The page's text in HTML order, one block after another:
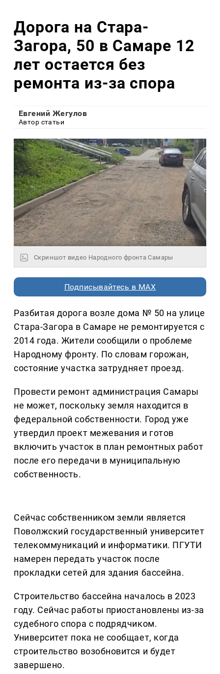
Дорога на Стара-
Загора, 50 в Самаре 12
лет остается без
ремонта из-за спора
Евгений Жегулов
Автор статьи
Скриншот видео Народного фронта Самары
Подписывайтесь в MAX
Разбитая дорога возле дома № 50 на улице
Стара-Загора в Самаре не ремонтируется с
2014 года. Жители сообщили о проблеме
Народному фронту. По словам горожан,
состояние участка затрудняет проезд.
Провести ремонт администрация Самары
не может, поскольку земля находится в
федеральной собственности. Город уже
утвердил проект межевания и готов
включить участок в план ремонтных работ
после его передачи в муниципальную
собственность.
Сейчас собственником земли является
Поволжский государственный университет
телекоммуникаций и информатики. ПГУТИ
намерен передать участок после
прокладки сетей для здания бассейна.
Строительство бассейна началось в 2023
году. Сейчас работы приостановлены из-за
судебного спора с подрядчиком.
Университет пока не сообщает, когда
строительство возобновится и будет
завершено.